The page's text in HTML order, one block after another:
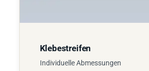
Klebestreifen
Individuelle Abmessungen